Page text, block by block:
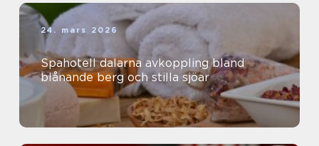
24. mars 2026
Spahotell dalarna avkoppling bland
blånande berg och stilla sjöar